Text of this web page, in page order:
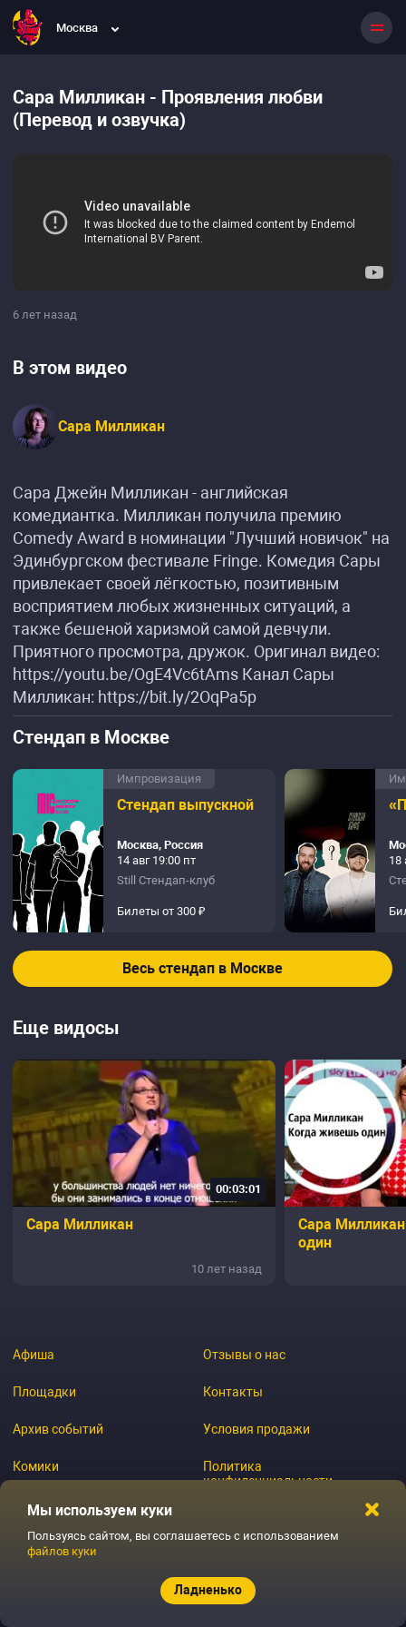
Москва
Сара Милликан - Проявления любви
(Перевод и озвучка)
6 лет назад
В этом видео
Сара Милликан
Сара Джейн Милликан - английская
комедиантка. Милликан получила премию
Comedy Award в номинации "Лучший новичок" на
Эдинбургском фестивале Fringe. Комедия Сары
привлекает своей лёгкостью, позитивным
восприятием любых жизненных ситуаций, а
также бешеной харизмой самой девчули.
Приятного просмотра, дружок. Оригинал видео:
https://youtu.be/OgE4Vc6tAms Канал Сары
Милликан: https://bit.ly/2OqPa5p
Стендап в Москве
Импровизация
Стендап выпускной
Москва, Россия
14 авг 19:00 пт
Still Стендап-клуб
Билеты от 300 ₽
18
Весь стендап в Москве
Еще видосы
00:03:01
Сара Милликан
10 лет назад
Сара
один
Афиша
Площадки
Архив событий
Комики
Журнал
Отзывы о нас
Контакты
Условия продажи
Политика
конфиденциальности
© 2026 GoStandup.ru
Мы используем куки
Пользуясь сайтом, вы соглашаетесь с использованием
файлов куки
Ладненько